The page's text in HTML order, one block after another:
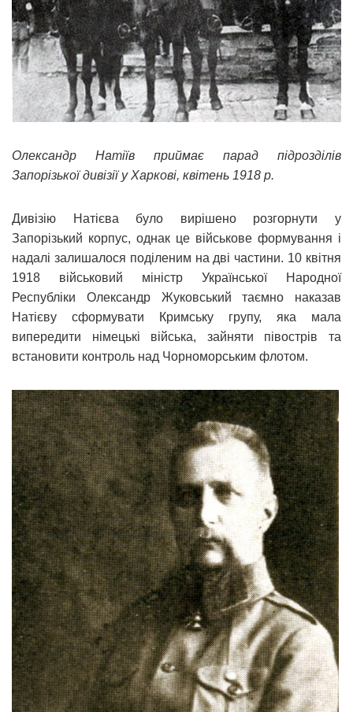
Олександр Натіїв приймає парад підрозділів
Запорізької дивізії у Харкові, квітень 1918 р.
Дивізію Натієва було вирішено розгорнути у
Запорізький корпус, однак це військове формування і
надалі залишалося поділеним на дві частини. 10 квітня
1918 військовий міністр Української Народної
Республіки Олександр Жуковський таємно наказав
Натієву сформувати Кримську групу, яка мала
випередити німецькі війська, зайняти півострів та
встановити контроль над Чорноморським флотом.